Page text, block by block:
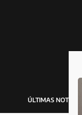
ÚLTIMAS NOTICIAS